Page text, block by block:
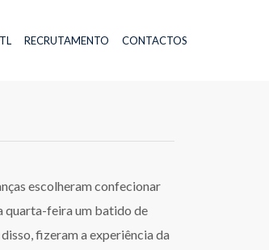
RECRUTAMENTO CONTACTOS
escolheram confecionar
quarta-feira um batido de
fizeram a experiência da